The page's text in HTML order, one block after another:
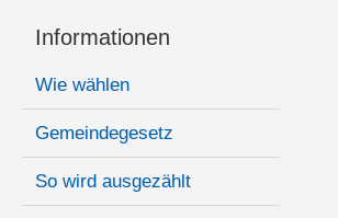
Informationen
Wie wählen
Gemeindegesetz
So wird ausgezählt